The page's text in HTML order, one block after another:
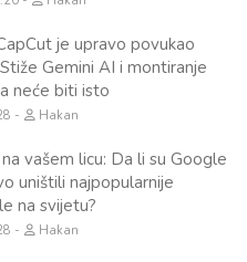
je upravo povukao
Gemini AI i montiranje
neće biti isto
Hakan
vašem licu: Da li su Google
uništili najpopularnije
na svijetu?
Hakan